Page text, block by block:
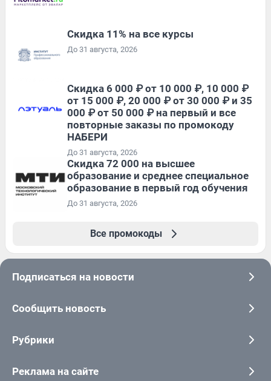
Скидка 11% на все курсы
До 31 августа, 2026
Скидка 6 000 ₽ от 10 000 ₽, 10 000 ₽
от 15 000 ₽, 20 000 ₽ от 30 000 ₽ и 35
000 ₽ от 50 000 ₽ на первый и все
повторные заказы по промокоду
НАБЕРИ
До 31 августа, 2026
Скидка 72 000 на высшее
образование и среднее специальное
образование в первый год обучения
До 31 августа, 2026
Все промокоды
Подписаться на новости
Сообщить новость
Рубрики
Реклама на сайте